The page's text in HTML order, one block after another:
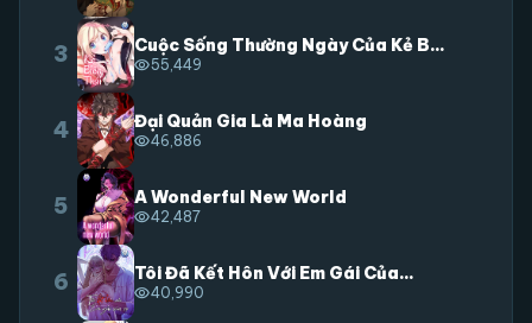
3 Cuộc Sống Thường Ngày Của Kẻ B...
visibility55,449
4 Đại Quản Gia Là Ma Hoàng
visibility46,886
5 A Wonderful New World
visibility42,487
6 Tôi Đã Kết Hôn Với Em Gái Của...
visibility40,990